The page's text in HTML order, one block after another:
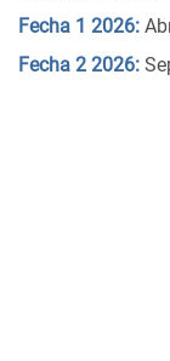
Fecha 1 2026:
Fecha 2 2026: